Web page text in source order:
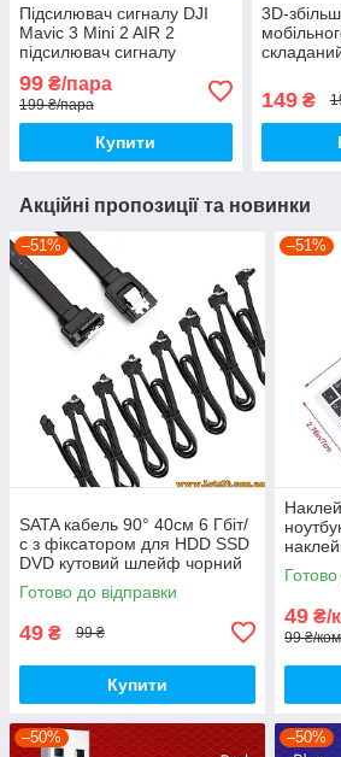
Підсилювач сигналу DJI
Mavic 3 Mini 2 AIR 2
підсилювач сигналу
3 DJI RC N1 антени
антена 5.8 ГГц
99 ₴/пара
199 ₴/пара
Купити
3D-
149₴
Акційні пропозиції та новинки
–51%
SATA кабель 90° 40см 6 Гбіт/
с з фіксатором для HDD SSD
DVD кутовий шлейф чорний
Готово до відправки
49 ₴ 99 ₴
Купити
–51%
49 ₴/
99 ₴/
–50% –50%